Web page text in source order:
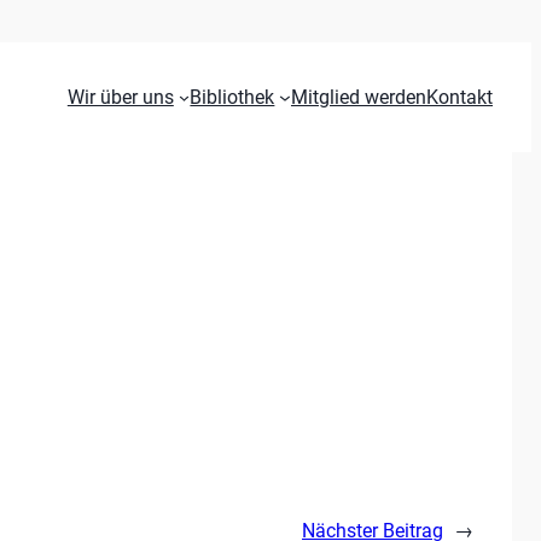
Wir über uns Bibliothek Mitglied werdenKontakt
Nächster Beitrag →